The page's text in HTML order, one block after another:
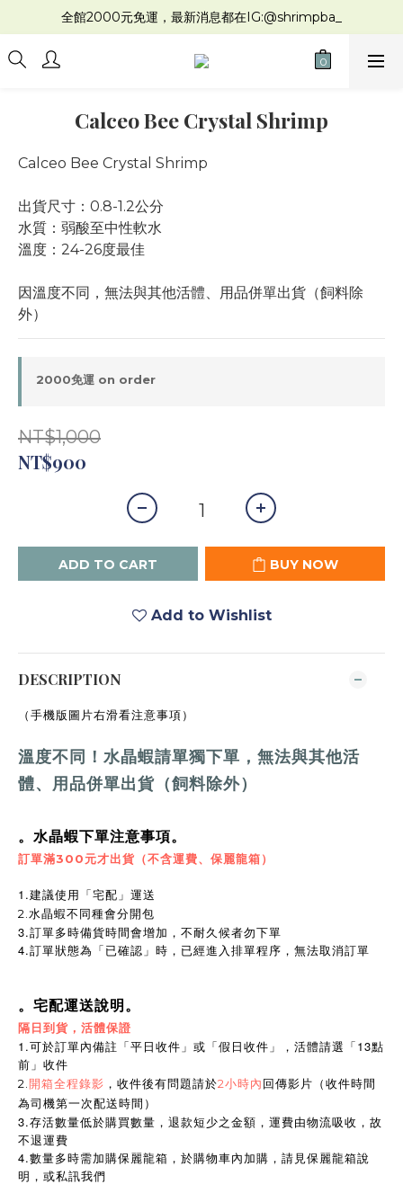
全館2000元免運，最新消息都在IG:@shrimpba_
Calceo Bee Crystal Shrimp
Calceo Bee Crystal Shrimp
出貨尺寸：0.8-1.2公分
水質：弱酸至中性軟水
溫度：24-26度最佳
因溫度不同，無法與其他活體、用品併單出貨（飼料除
外）
2000免運 on order
NT$1,000
NT$900
ADD TO CART BUY NOW
Add to Wishlist
DESCRIPTION
（手機版圖片右滑看注意事項）
溫度不同！水晶蝦請單獨下單， 無法與其他活
體、用品併單出貨（飼料除外）
。水晶蝦下單注意事項。
訂單滿300元才出貨（不含運費、保麗龍箱）
1.建議使用「宅配」運送
2.水晶蝦不同種會分開包
3.訂單多時備貨時間會增加，不耐久候者勿下單
4.訂單狀態為「已確認」時，已經進入排單程序，無法取消訂單
。宅配運送說明。
隔日到貨，活體保證
1.可於訂單內備註「平日收件」或「假日收件」，活體請選「13點
前」收件
2. 開箱全程錄影 ，收件後有問題請於2小時內回傳影片（收件時間
為司機第一次配送時間）
3.存活數量低於購買數量，退款短少之金額，運費由物流吸收，故
不退運費
4.數量多時需加購保麗龍箱，於購物車內加購，請見保麗龍箱說
明，或私訊我們